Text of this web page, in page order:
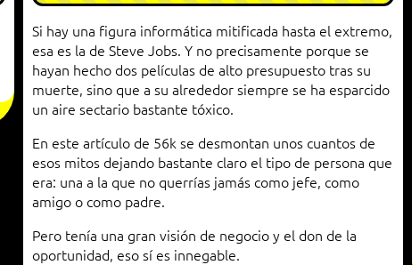
Si hay una figura informática mitificada hasta el extremo,
esa es la de Steve Jobs. Y no precisamente porque se
hayan hecho dos películas de alto presupuesto tras su
muerte, sino que a su alrededor siempre se ha esparcido
un aire sectario bastante tóxico.
En este artículo de 56k se desmontan unos cuantos de
esos mitos dejando bastante claro el tipo de persona que
era: una a la que no querrías jamás como jefe, como
amigo o como padre.
Pero tenía una gran visión de negocio y el don de la
oportunidad, eso sí es innegable.